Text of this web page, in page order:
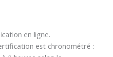
en ligne.
est chronométré :